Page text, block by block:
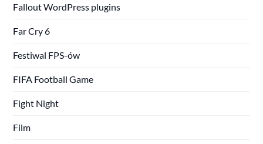
Fallout WordPress plugins
Far Cry 6
Festiwal FPS-ów
FIFA Football Game
Fight Night
Film